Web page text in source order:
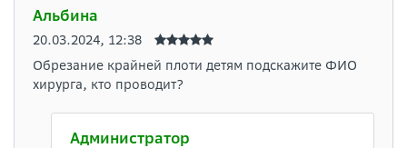
Альбина
20.03.2024, 12:38
Обрезание крайней плоти детям подскажите ФИО
хирурга, кто проводит?
Администратор